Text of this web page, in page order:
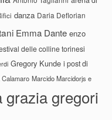
danza Daria Deflorian
Emma Dante enzo
delle colline torinesi
Gregory Kunde i post di
Calamaro Marcido Marcidorjs e
grazia gregori